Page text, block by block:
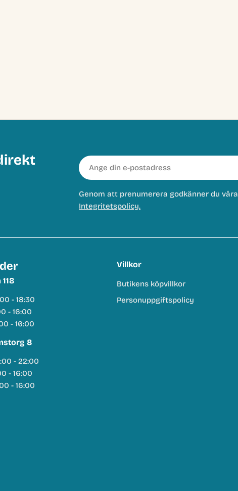
E-
post
Genom att prenumerera godkänner du våra
Integritetspolicy.
- 18:30
- 16:00
- 16:00
8
- 22:00
- 16:00
- 16:00
Villkor
Butikens köpvillkor
Personuppgiftspolicy